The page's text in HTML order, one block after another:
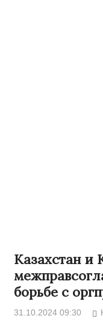
Казахстан и
борьбе с
31.10.2024 09:30